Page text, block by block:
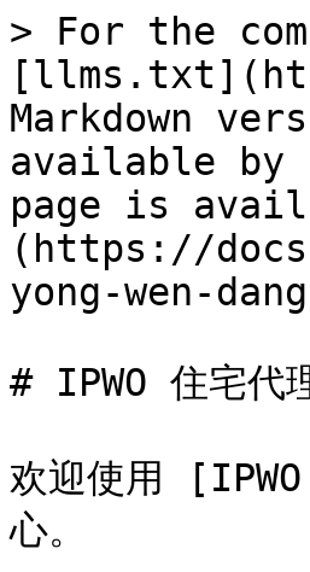
> For the
Markdown
available by
page is
(https://
yong-wen-
# IPWO 住宅代
欢迎使用
心。